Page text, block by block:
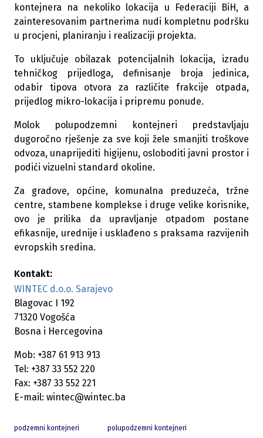
kontejnera na nekoliko lokacija u Federaciji BiH, a
zainteresovanim partnerima nudi kompletnu podršku
u procjeni, planiranju i realizaciji projekta.
To uključuje obilazak potencijalnih lokacija, izradu
tehničkog prijedloga, definisanje broja jedinica,
odabir tipova otvora za različite frakcije otpada,
prijedlog mikro-lokacija i pripremu ponude.
Molok polupodzemni kontejneri predstavljaju
dugoročno rješenje za sve koji žele smanjiti troškove
odvoza, unaprijediti higijenu, osloboditi javni prostor i
podići vizuelni standard okoline.
Za gradove, općine, komunalna preduzeća, tržne
centre, stambene komplekse i druge velike korisnike,
ovo je prilika da upravljanje otpadom postane
efikasnije, urednije i usklađeno s praksama razvijenih
evropskih sredina.
Kontakt:
WINTEC d.o.o. Sarajevo
Blagovac I 192
71320 Vogošća
Bosna i Hercegovina
Mob: +387 61 913 913
Tel: +387 33 552 220
Fax: +387 33 552 221
E-mail: wintec@wintec.ba
podzemni kontejneri polupodzemni kontejneri